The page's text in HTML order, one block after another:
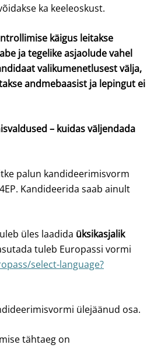
ka keeleoskust.
käigus leitakse
ja tegelike asjaolude vahel
valikumenetlusest välja,
andmebaasist ja lepingut ei
– kuidas väljendada
palun kandideerimisvorm
Kandideerida saab ainult
üles laadida üksikasjalik
tuleb Europassi vormi
select-language?
ülejäänud osa.
tähtaeg on